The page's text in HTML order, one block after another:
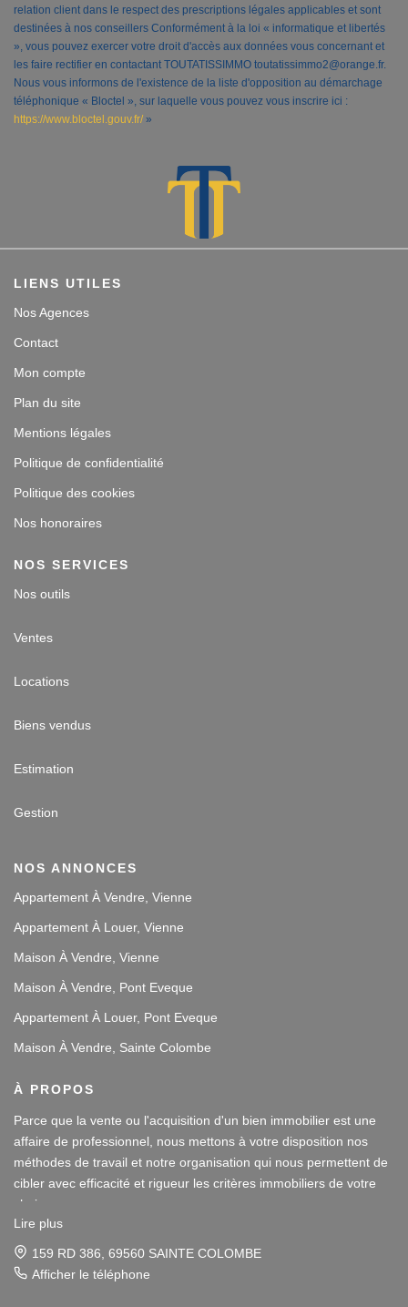
relation client dans le respect des prescriptions légales applicables et sont
destinées à nos conseillers Conformément à la loi « informatique et libertés
», vous pouvez exercer votre droit d'accès aux données vous concernant et
les faire rectifier en contactant TOUTATISSIMMO toutatissimmo2@orange.fr.
Nous vous informons de l'existence de la liste d'opposition au démarchage
téléphonique « Bloctel », sur laquelle vous pouvez vous inscrire ici :
https://www.bloctel.gouv.fr/ »
LIENS UTILES
Nos Agences
Contact
Mon compte
Plan du site
Mentions légales
Politique de confidentialité
Politique des cookies
Nos honoraires
NOS SERVICES
Nos outils
Ventes
Locations
Biens vendus
Estimation
Gestion
NOS ANNONCES
Appartement À Vendre, Vienne
Appartement À Louer, Vienne
Maison À Vendre, Vienne
Maison À Vendre, Pont Eveque
Appartement À Louer, Pont Eveque
Maison À Vendre, Sainte Colombe
À PROPOS
Parce que la vente ou l'acquisition d'un bien immobilier est une
affaire de professionnel, nous mettons à votre disposition nos
méthodes de travail et notre organisation qui nous permettent de
cibler avec efficacité et rigueur les critères immobiliers de votre
choix.
Notre disponibilité et notre écoute au sein de nos agences
immobilières à Vienne et Sainte Colombe les Vienne, au Sud de
Lire plus
159 RD 386, 69560 SAINTE COLOMBE
Afficher le téléphone